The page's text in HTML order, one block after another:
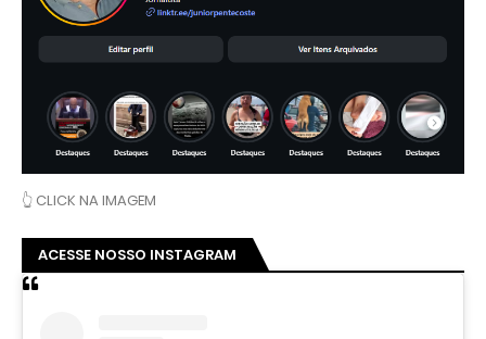
👆 CLICK NA IMAGEM
ACESSE NOSSO INSTAGRAM